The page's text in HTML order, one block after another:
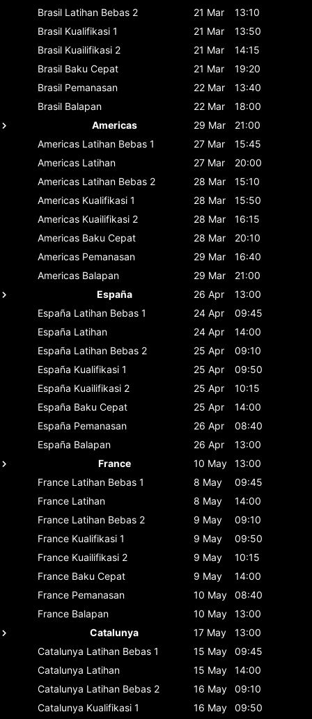
Brasil Latihan Bebas 2 21 Mar
13:10
Brasil Kualifikasi 1 21 Mar
13:50
Brasil Kuailifikasi 2 21 Mar
14:15
Brasil Baku Cepat 21 Mar
19:20
Brasil Pemanasan 22 Mar
13:40
Brasil Balapan 22 Mar
18:00
Americas
29 Mar
21:00
Americas Latihan Bebas 1 27 Mar
15:45
Americas Latihan 27 Mar
20:00
Americas Latihan Bebas 2 28 Mar
15:10
Americas Kualifikasi 1 28 Mar
15:50
Americas Kuailifikasi 2 28 Mar
16:15
Americas Baku Cepat 28 Mar
20:10
Americas Pemanasan 29 Mar
16:40
Americas Balapan 29 Mar
21:00
España
26 Apr
13:00
España Latihan Bebas 1 24 Apr
09:45
España Latihan 24 Apr
14:00
España Latihan Bebas 2 25 Apr
09:10
España Kualifikasi 1 25 Apr
09:50
España Kuailifikasi 2 25 Apr
10:15
España Baku Cepat 25 Apr
14:00
España Pemanasan 26 Apr
08:40
España Balapan 26 Apr
13:00
France
10 May
13:00
France Latihan Bebas 1 8 May
09:45
France Latihan 8 May
14:00
France Latihan Bebas 2 9 May
09:10
France Kualifikasi 1 9 May
09:50
France Kuailifikasi 2 9 May
10:15
France Baku Cepat 9 May
14:00
France Pemanasan 10 May
08:40
France Balapan 10 May
13:00
Catalunya
17 May
13:00
Catalunya Latihan Bebas 1 15 May
09:45
Catalunya Latihan 15 May
14:00
Catalunya Latihan Bebas 2 16 May
09:10
Catalunya Kualifikasi 1 16 May
09:50